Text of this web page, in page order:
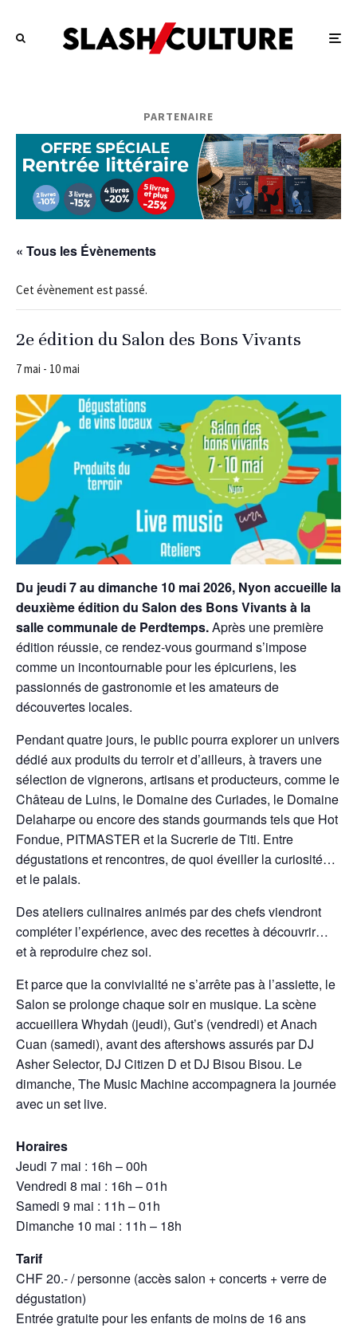
PARTENAIRE
« Tous les Évènements
Cet évènement est passé.
2e édition du Salon des Bons Vivants
7 mai - 10 mai
Du jeudi 7 au dimanche 10 mai 2026, Nyon accueille la
deuxième édition du Salon des Bons Vivants à la
salle communale de Perdtemps.Après une première
édition réussie, ce rendez-vous gourmand s’impose
comme un incontournable pour les épicuriens, les
passionnés de gastronomie et les amateurs de
découvertes locales.
Pendant quatre jours, le public pourra explorer un univers
dédié aux produits du terroir et d’ailleurs, à travers une
sélection de vignerons, artisans et producteurs, comme le
Château de Luins, le Domaine des Curiades, le Domaine
Delaharpe ou encore des stands gourmands tels que Hot
Fondue, PITMASTER et la Sucrerie de Titi. Entre
dégustations et rencontres, de quoi éveiller la curiosité…
et le palais.
Des ateliers culinaires animés par des chefs viendront
compléter l’expérience, avec des recettes à découvrir…
et à reproduire chez soi.
Et parce que la convivialité ne s’arrête pas à l’assiette, le
Salon se prolonge chaque soir en musique. La scène
accueillera Whydah (jeudi), Gut’s (vendredi) et Anach
Cuan (samedi), avant des aftershows assurés par DJ
Asher Selector, DJ Citizen D et DJ Bisou Bisou. Le
dimanche, The Music Machine accompagnera la journée
avec un set live.
Horaires
Jeudi 7 mai : 16h – 00h
Vendredi 8 mai : 16h – 01h
Samedi 9 mai : 11h – 01h
Dimanche 10 mai : 11h – 18h
Tarif
CHF 20.- / personne (accès salon + concerts + verre de
dégustation)
Entrée gratuite pour les enfants de moins de 16 ans